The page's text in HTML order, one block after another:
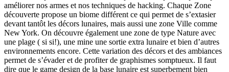
améliorer nos armes et nos techniques de hacking. Chaque Zone
découverte propose un biome différent ce qui permet de s’extasier
devant tantôt les décors lunaires, mais aussi une zone Ville comme
New York. On découvre également une zone de type Nature avec
une plage ( si si!), une mine une sortie extra lunaire et bien d’autres
environnements encore. Cette variation des décors et des ambiances
permet de s’évader et de profiter de graphismes somptueux. Il faut
dire que le game design de la base lunaire est superbement bien